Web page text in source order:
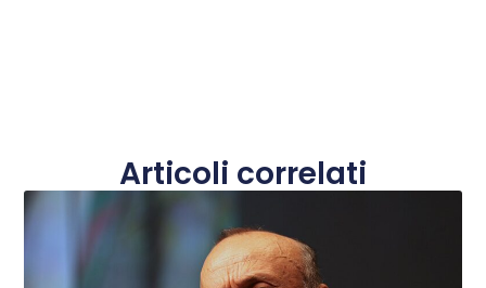
Articoli correlati